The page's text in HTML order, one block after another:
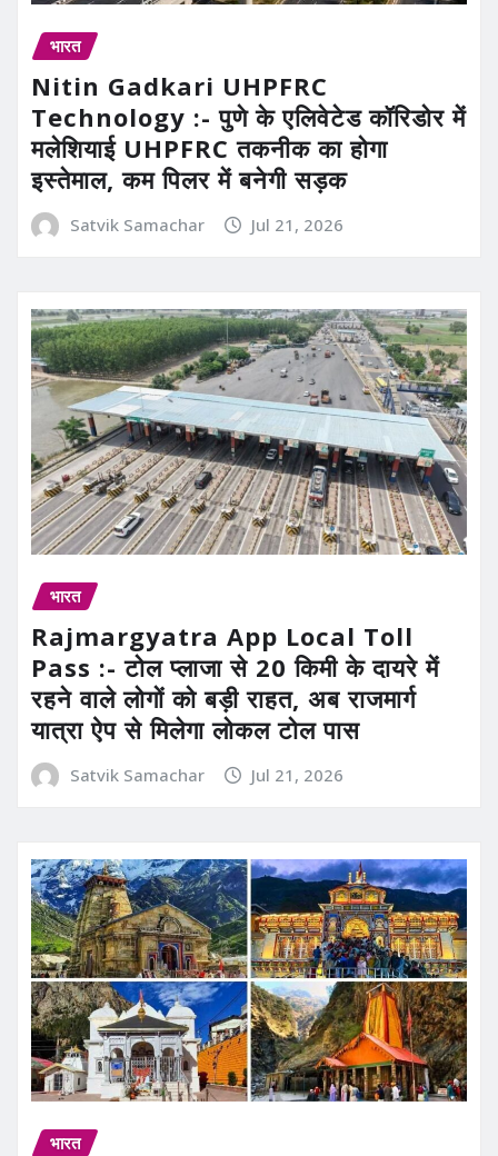
भारत
Nitin Gadkari UHPFRC
Technology :- पुणे के एलिवेटेड कॉरिडोर में
मलेशियाई UHPFRC तकनीक का होगा
इस्तेमाल, कम पिलर में बनेगी सड़क
Satvik Samachar Jul 21, 2026
भारत
Rajmargyatra App Local Toll
Pass :- टोल प्लाजा से 20 किमी के दायरे में
रहने वाले लोगों को बड़ी राहत, अब राजमार्ग
यात्रा ऐप से मिलेगा लोकल टोल पास
Satvik Samachar Jul 21, 2026
भारत